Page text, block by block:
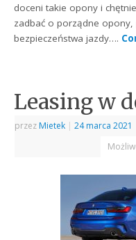
doceni takie opony i
zadbać o porządne
bezpieczeństwa jazdy….
Leasing w
przez Mietek | 24 marca 2021